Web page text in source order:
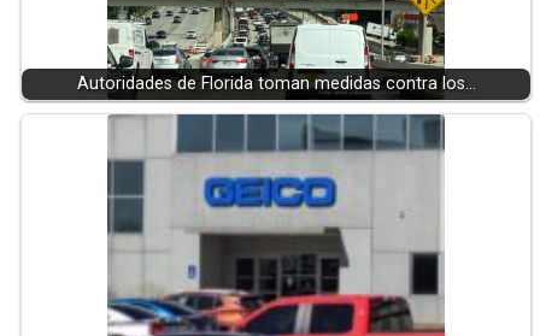
Autoridades de Florida toman medidas contra los…